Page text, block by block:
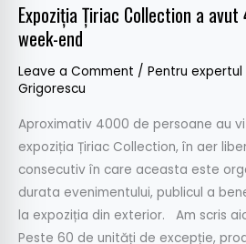
Expoziția Țiriac Collection a
week-end
Leave a Comment / Pentru expertul
Grigorescu
Aproximativ 4000 de persoane au
expoziția Țiriac Collection, în aer
consecutiv în care aceasta este
durata evenimentului, publicul a
la expoziția din exterior. Am scris
Peste 60 de unități de excepție,